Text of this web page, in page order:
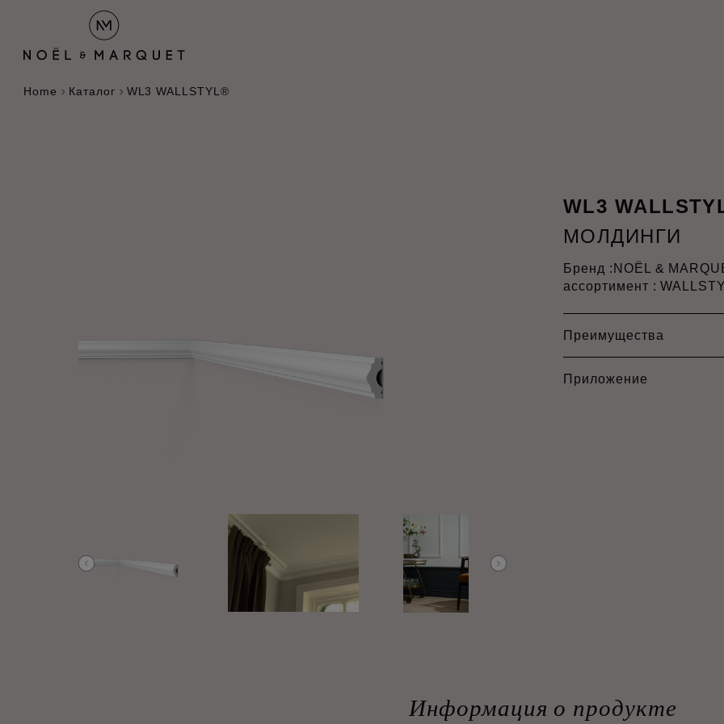
Home Каталог WL3 WALLSTYL®
WL3
МОЛДИНГИ
Бренд : NOËL &
ассортимент :
Преимущества
Приложение
Информация о продукте